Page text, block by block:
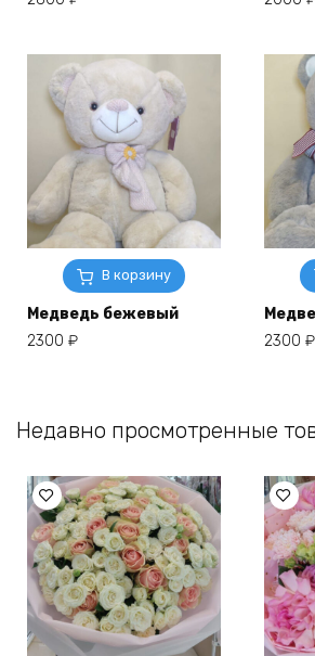
В корзину
Медведь бежевый
2300 ₽
2300 ₽
Недавно просмотренные